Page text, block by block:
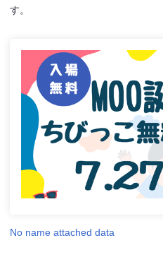
す。
No name attached data